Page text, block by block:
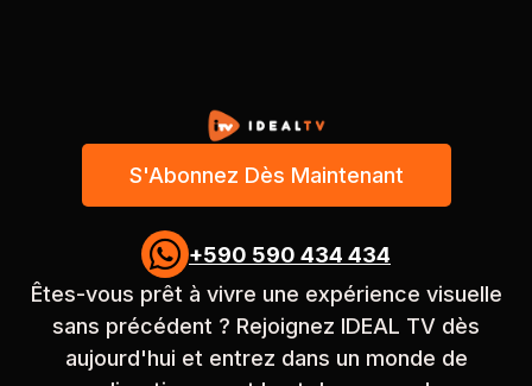
S'Abonnez Dès Maintenant
Êtes-vous prêt à vivre une expérience visuelle
sans précédent ? Rejoignez IDEAL TV dès
aujourd'hui et entrez dans un monde de
 +590 590 434 434